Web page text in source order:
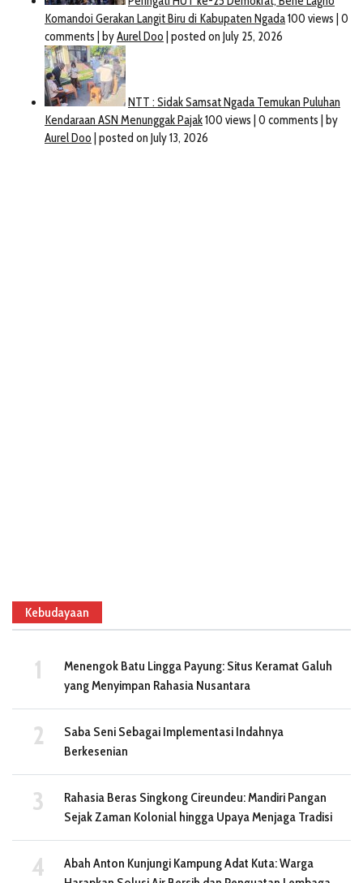
Kebudayaan
Menengok Batu Lingga Payung: Situs Keramat Galuh
yang Menyimpan Rahasia Nusantara
Saba Seni Sebagai Implementasi Indahnya
Berkesenian
Rahasia Beras Singkong Cireundeu: Mandiri Pangan
Sejak Zaman Kolonial hingga Upaya Menjaga Tradisi
Abah Anton Kunjungi Kampung Adat Kuta: Warga